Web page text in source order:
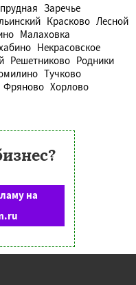
Заречье
Красково Лесной
Малаховка
Некрасовское
Решетниково Родники
Тучково
Фряново Хорлово
на